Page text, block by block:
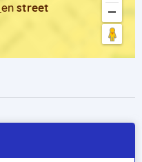
en street